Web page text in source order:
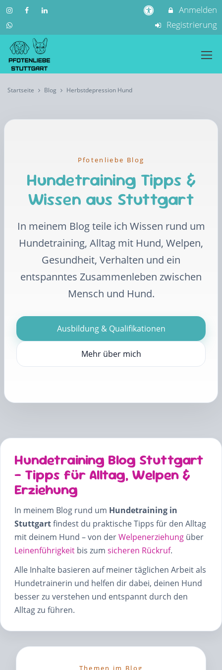
Anmelden
Registrierung
Startseite Blog Herbstdepression Hund
Pfotenliebe Blog
Hundetraining Tipps &
Wissen aus Stuttgart
In meinem Blog teile ich Wissen rund um
Hundetraining, Alltag mit Hund, Welpen,
Gesundheit, Verhalten und ein
entspanntes Zusammenleben zwischen
Mensch und Hund.
Ausbildung & Qualifikationen
Mehr über mich
Hundetraining Blog Stuttgart
– Tipps für Alltag, Welpen &
Erziehung
In meinem Blog rund um Hundetraining in
Stuttgartfindest du praktische Tipps für den Alltag
mit deinem Hund – von derWelpenerziehung über
Leinenführigkeit bis zum sicheren Rückruf.
Alle Inhalte basieren auf meiner täglichen Arbeit als
Hundetrainerin und helfen dir dabei, deinen Hund
besser zu verstehen und entspannt durch den
Alltag zu führen.
Themen im Blog